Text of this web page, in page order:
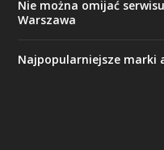
Nie można omijać
Warszawa
Najpopularniejsze marki